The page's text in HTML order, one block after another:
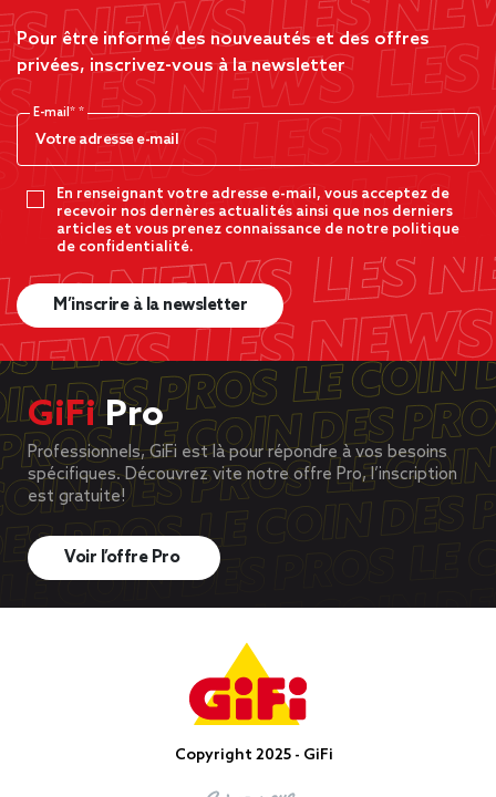
Pour être informé des nouveautés et des offres
privées, inscrivez-vous à la newsletter
E-mail*
En renseignant votre adresse e-mail, vous acceptez de
recevoir nos dernères actualités ainsi que nos derniers
articles et vous prenez connaissance de notre politique
de confidentialité.
M’inscrire à la newsletter
GiFiPro
Professionnels, GiFi est là pour répondre à vos besoins
spécifiques. Découvrez vite notre offre Pro, l’inscription
est gratuite!
Voir l’offre Pro
Copyright 2025 - GiFi